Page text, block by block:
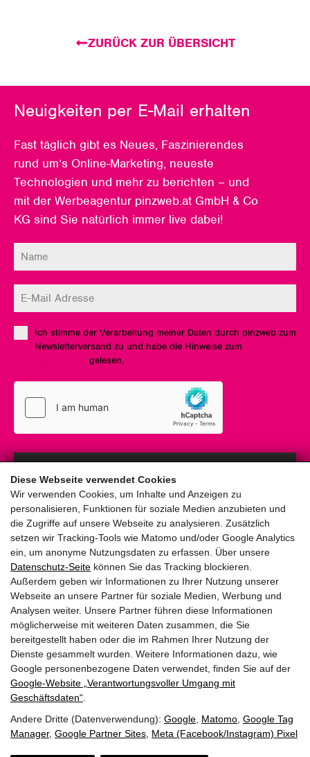
Diese Webseite verwendet Cookies
Wir verwenden Cookies, um Inhalte und Anzeigen zu
personalisieren, Funktionen für soziale Medien anzubieten und
die Zugriffe auf unsere Webseite zu analysieren. Zusätzlich
setzen wir Tracking-Tools wie Matomo und/oder Google Analytics
ein, um anonyme Nutzungsdaten zu erfassen. Über unsere
Datenschutz-Seite können Sie das Tracking blockieren.
Außerdem geben wir Informationen zu Ihrer Nutzung unserer
Webseite an unsere Partner für soziale Medien, Werbung und
Analysen weiter. Unsere Partner führen diese Informationen
möglicherweise mit weiteren Daten zusammen, die Sie
bereitgestellt haben oder die im Rahmen Ihrer Nutzung der
Dienste gesammelt wurden. Weitere Informationen dazu, wie
Google personenbezogene Daten verwendet, finden Sie auf der
Google‑Website „Verantwortungsvoller Umgang mit
Geschäftsdaten“
Andere Dritte (Datenverwendung): Google Matomo Google Tag
Manager, Google Partner Sites Meta (Facebook/Instagram) Pixel
ZURÜCK ZUR ÜBERSICHT
Neuigkeiten per E-Mail erhalten
Fast täglich gibt es Neues, Faszinierendes
rund um’s Online-Marketing, neueste
Technologien und mehr zu berichten – und
mit der Werbeagentur pinzweb.at GmbH & Co
KG sind Sie natürlich immer live dabei!
Ich stimme der Verarbeitung meiner Daten durch pinzweb zum
Newsletterversand zu und habe die Hinweise zum
gelesen.
Anmelden
pinzweb.at GmbH & Co KG
Raiffeisenstraße 4, 5671 Bruck an der Glocknerstraße
Rögergasse 36/6, 1090 Wien
T:+43 (0) 6545 20340
E:office@pinzweb.at
facebook instagram linkedin X
STARTEN SIE IHR PROJEKT